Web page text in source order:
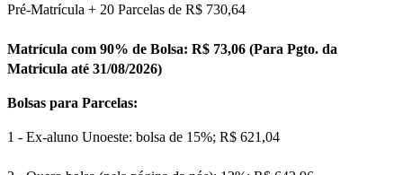
Pré-Matrícula + 20 Parcelas de R$ 730,64
Matrícula com 90% de Bolsa: R$ 73,06 (Para Pgto. da
Matricula até 31/08/2026)
Bolsas para Parcelas:
1 - Ex-aluno Unoeste: bolsa de 15%; R$ 621,04